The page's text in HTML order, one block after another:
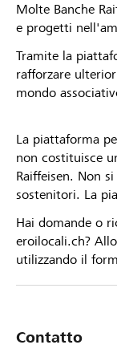
Molte Banche
e progetti
Tramite la
rafforzare
mondo
La piattaforma
non costituisce
Raiffeisen. Non
sostenitori. La
Hai domande o
eroilocali.ch?
utilizzando il
Contatto